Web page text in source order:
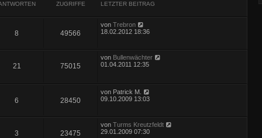
ZUGRIFFE LETZTER BEITRAG
8 49566
vonTrebron
18.02.2012 18:36
21 75015
von Bullenwächter
01.04.2011 12:35
6 28450
von Patrick M.
09.10.2009 13:03
3 23475
vonTurms Kreutzfeldt
29.01.2009 07:30